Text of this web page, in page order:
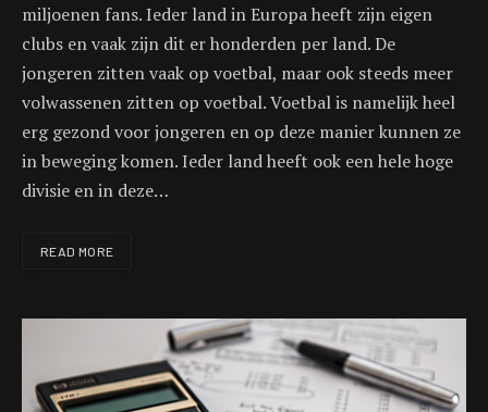
miljoenen fans. Ieder land in Europa heeft zijn eigen
clubs en vaak zijn dit er honderden per land. De
jongeren zitten vaak op voetbal, maar ook steeds meer
volwassenen zitten op voetbal. Voetbal is namelijk heel
erg gezond voor jongeren en op deze manier kunnen ze
in beweging komen. Ieder land heeft ook een hele hoge
divisie en in deze…
READ MORE